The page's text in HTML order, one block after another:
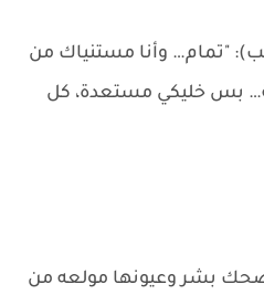
"تمام… وأنا مستنياك من
بس خليكي مستعدة، كل
بشر وعيونها مولعه من